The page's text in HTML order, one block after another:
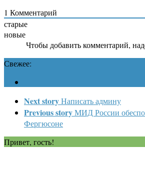
1 Комментарий
старые
новые
Чтобы добавить комментарий,
Свежее:
Next storyНаписать админу
Previous storyМИД России
Фергюсоне
Привет, гость!